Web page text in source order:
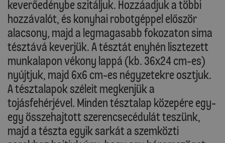
keverőedénybe szitáljuk. Hozzáadjuk a többi
hozzávalót, és konyhai robotgéppel először
alacsony, majd a legmagasabb fokozaton sima
tésztává keverjük. A tésztát enyhén lisztezett
munkalapon vékony lappá (kb. 36x24 cm-es)
nyújtjuk, majd 6x6 cm-es négyzetekre osztjuk.
A tésztalapok széleit megkenjük a
tojásfehérjével. Minden tésztalap közepére egy-
egy összehajtott szerencsecédulát teszünk,
majd a tészta egyik sarkát a szemközti